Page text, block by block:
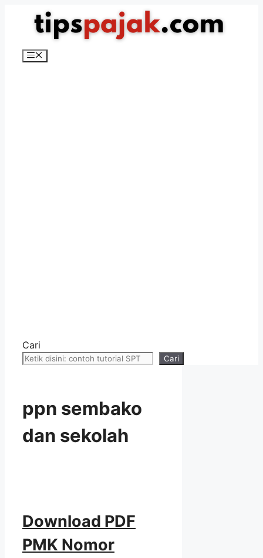
Langsung
Menu
Cari
Cari
ppn sembako
dan sekolah
Download PDF
PMK Nomor